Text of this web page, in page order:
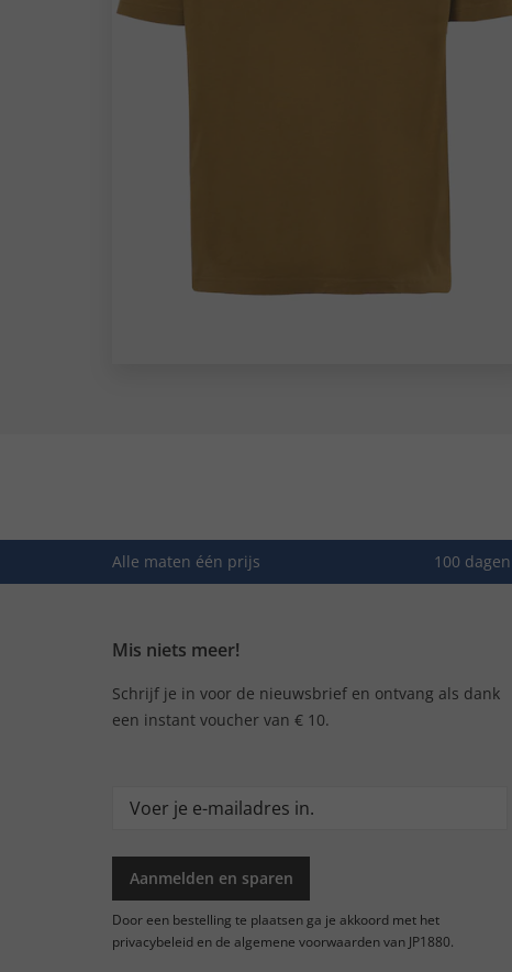
Alle maten één prijs 100
Mis niets meer!
Schrijf je in voor de nieuwsbrief en ontvang als dank
een instant voucher van € 10.
Aanmelden en sparen
Door een bestelling te plaatsen ga je akkoord met het
privacybeleid en de algemene voorwaarden van JP1880.